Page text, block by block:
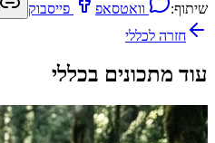
שיתוף:
וואטסאפ פייסבוק
חזרה לכללי
עוד מתכונים בכללי